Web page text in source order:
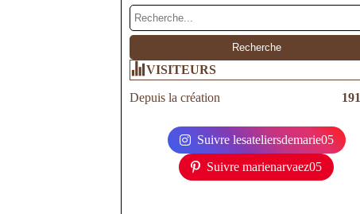
VISITEURS
Depuis la création
Suivre lesateliersdemarie05
Suivre marienarvaez05